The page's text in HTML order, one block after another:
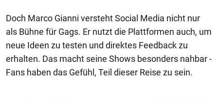
Doch Marco Gianni versteht Social Media nicht nur
als Bühne für Gags. Er nutzt die Plattformen auch, um
neue Ideen zu testen und direktes Feedback zu
erhalten. Das macht seine Shows besonders nahbar -
Fans haben das Gefühl, Teil dieser Reise zu sein.